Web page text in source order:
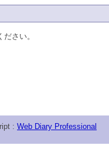
さい。
: Web Diary Professional